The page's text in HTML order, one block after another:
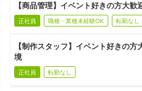
【商品管理】イベント好きの方大
正社員 職種・業種未経験OK 転勤なし
【制作スタッフ】イベント好きの
境
正社員 転勤なし